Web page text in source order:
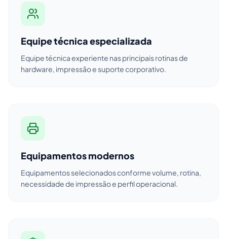
Equipe técnica especializada
Equipe técnica experiente nas principais rotinas de
hardware, impressão e suporte corporativo.
Equipamentos modernos
Equipamentos selecionados conforme volume, rotina,
necessidade de impressão e perfil operacional.